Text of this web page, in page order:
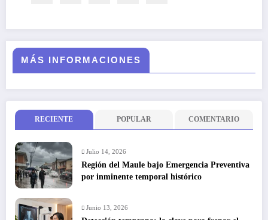
MÁS INFORMACIONES
RECIENTE POPULAR COMENTARIO
Julio 14, 2026
Región del Maule bajo Emergencia Preventiva
por inminente temporal histórico
Junio 13, 2026